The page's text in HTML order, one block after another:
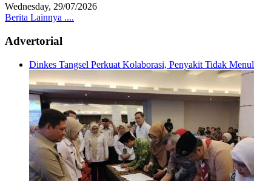
Wednesday, 29/07/2026
Berita Lainnya ....
Advertorial
Dinkes Tangsel Perkuat Kolaborasi, Penyakit Tidak